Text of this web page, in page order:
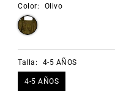
Color: Olivo
Talla: 4-5 AÑOS
4-5 AÑOS